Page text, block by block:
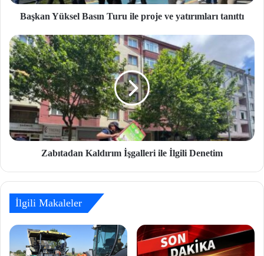
Başkan Yüksel Basın Turu ile proje ve yatırımları tanıttı
Zabıtadan Kaldırım İşgalleri ile İlgili Denetim
İlgili Makaleler